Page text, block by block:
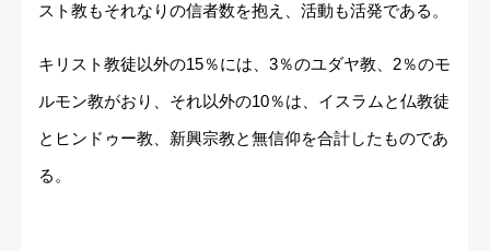
スト教もそれなりの信者数を抱え、活動も活発である。
キリスト教徒以外の15％には、3％のユダヤ教、2％のモ
ルモン教がおり、それ以外の10％は、イスラムと仏教徒
とヒンドゥー教、新興宗教と無信仰を合計したものであ
る。